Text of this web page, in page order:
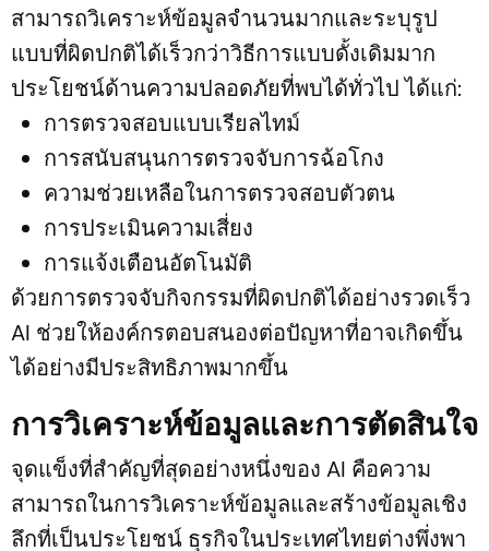
สามารถวิเคราะห์ข้อมูลจำนวนมากและระบุรูป
แบบที่ผิดปกติได้เร็วกว่าวิธีการแบบดั้งเดิมมาก
ประโยชน์ด้านความปลอดภัยที่พบได้ทั่วไป ได้แก่:
การตรวจสอบแบบเรียลไทม์
การสนับสนุนการตรวจจับการฉ้อโกง
ความช่วยเหลือในการตรวจสอบตัวตน
การประเมินความเสี่ยง
การแจ้งเตือนอัตโนมัติ
ด้วยการตรวจจับกิจกรรมที่ผิดปกติได้อย่างรวดเร็ว
AI ช่วยให้องค์กรตอบสนองต่อปัญหาที่อาจเกิดขึ้น
ได้อย่างมีประสิทธิภาพมากขึ้น
การวิเคราะห์ข้อมูลและการตัดสินใจ
จุดแข็งที่สำคัญที่สุดอย่างหนึ่งของ AI คือความ
สามารถในการวิเคราะห์ข้อมูลและสร้างข้อมูลเชิง
ลึกที่เป็นประโยชน์ ธุรกิจในประเทศไทยต่างพึ่งพา